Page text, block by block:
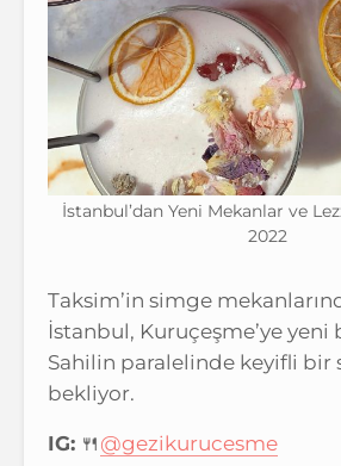
İstanbul’dan Yeni Mekanlar ve
2022
Taksim’in simge
İstanbul, Kuruçeşme’ye yeni
Sahilin paralelinde keyifli bir
bekliyor.
IG: 🍴 @gezikurucesme